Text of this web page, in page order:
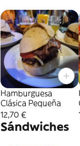
Hamburguesa
Clásica Pequeña
12,70 €
Sándwiches